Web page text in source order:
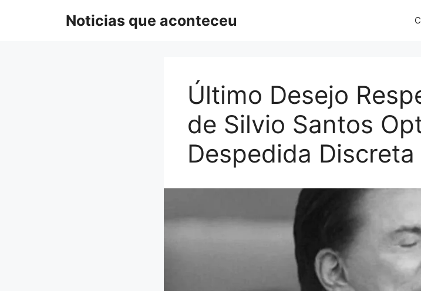
Noticias que aconteceu
Último Desejo
de Silvio Santos
Despedida Discreta